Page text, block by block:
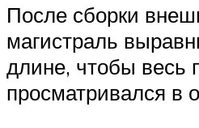
После сборки
магистраль
длине, чтобы весь
просматривался в